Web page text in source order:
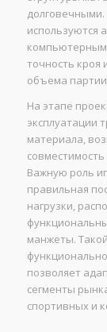
долговечными.
используются
точность кроя
объема
На этапе
эксплуатации
материала,
Важную роль
правильная
нагрузки,
манжеты.
позволяет
сегменты
спортивных и